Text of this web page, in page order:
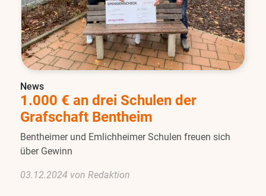
News
1.000 € an drei Schulen der
Grafschaft Bentheim
Bentheimer und Emlichheimer Schulen freuen sich
über Gewinn
03.12.2024 von Redaktion